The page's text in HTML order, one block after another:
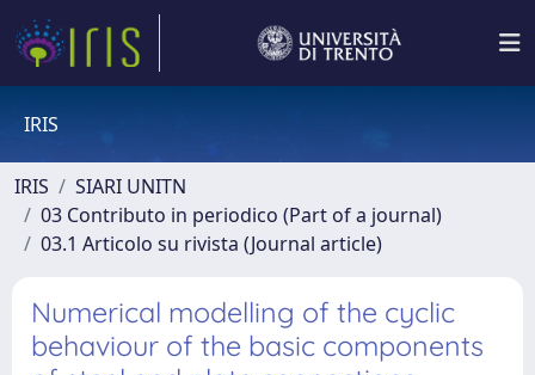
IRIS
IRIS
SIARI UNITN
03 Contributo in periodico (Part of a journal)
03.1 Articolo su rivista (Journal article)
Numerical modelling of the cyclic
behaviour of the basic components